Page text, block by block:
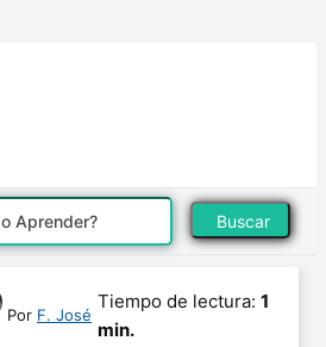
Buscar
Por F. José
Tiempo de lectura: 1
min.